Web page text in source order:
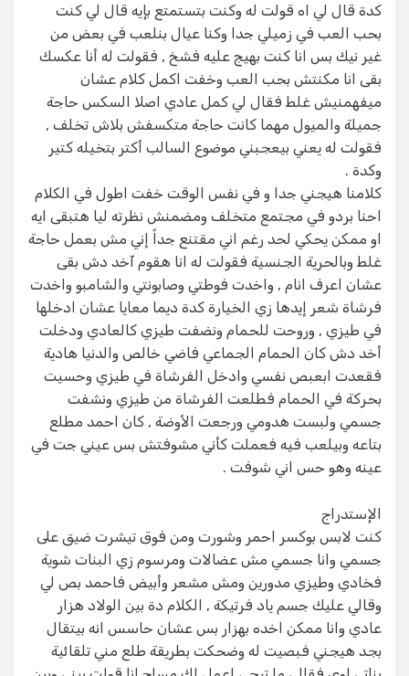
كدة قال لي اه قولت له وكنت بتستمتع بإيه قال لي كنت
بحب العب في زميلي جدا وكنا عيال بنلعب في بعض من
غير نيك بس انا كنت بهيج عليه فشخ , فقولت له أنا عكسك
بقى انا مكنتش بحب العب وخفت اكمل كلام عشان
ميفهمنيش غلط فقال لي كمل عادي اصلا السكس حاجة
جميلة والميول مهما كانت حاجة متكسفش بلاش تخلف ,
فقولت له يعني بيعجبني موضوع السالب أكتر بتخيله كتير
وكدة .
كلامنا هيجني جدا و في نفس الوقت خفت اطول في الكلام
احنا بردو في مجتمع متخلف ومضمنش نظرته ليا هتبقى ايه
او ممكن يحكي لحد رغم اني مقتنع جداً إني مش بعمل حاجة
غلط وبالحرية الجنسية فقولت له انا هقوم آخد دش بقى
عشان اعرف انام , واخدت فوطتي وصابونتي والشامبو واخدت
فرشاة شعر إيدها زي الخيارة كدة ديما معايا عشان ادخلها
في طيزي , وروحت للحمام ونضفت طيزي كالعادي ودخلت
أخد دش كان الحمام الجماعي فاضي خالص والدنيا هادية
فقعدت ابعبص نفسي وادخل الفرشاة في طيزي وحسيت
بحركة في الحمام فطلعت الفرشاة من طيزي ونشفت
جسمي ولبست هدومي ورجعت الأوضة , كان احمد مطلع
بتاعه وبيلعب فيه فعملت كأني مشوفتش بس عيني جت في
عينه وهو حس اني شوفت .
الإستدراج
كنت لابس بوكسر احمر وشورت ومن فوق تيشرت ضيق على
جسمي وانا جسمي مش عضالات ومرسوم زي البنات شوية
فخادي وطيزي مدورين ومش مشعر وأبيض فاحمد بص لي
وقالي عليك جسم ياد فرتيكة , الكلام دة بين الولاد هزار
عادي وانا ممكن اخده بهزار بس عشان حاسس انه بيتقال
بجد هيجني فبصيت له وضحكت بطريقة طلع مني تلقائية